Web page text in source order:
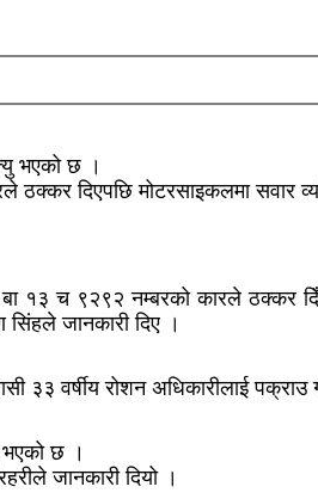
भएको छ ।
दिएपछि मोटरसाइकलमा सवार
च ९२९२ नम्बरको कारले ठक्कर
जानकारी दिए ।
वर्षीय रोशन अधिकारीलाई पक्राउ
छ ।
जानकारी दियो ।